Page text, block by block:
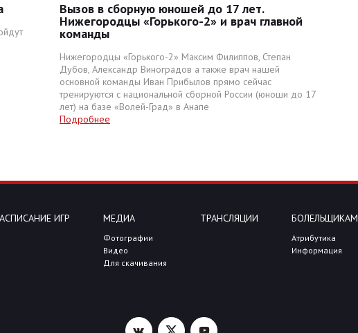
Вызов в сборную юношей до 17 лет.
Нижегородцы «Горького-2» и врач главной
команды
Нижегородцы «Горького-2» Максим Филиппов, Степан
Дубов, Александр Виноградов а также врач нашей
основной команды Иван Прибылов прямо сейчас
тренируются с национальной сборной России (юноши до 17
лет) на базе «Волей-Град» в Анапе
Подробнее
ИГР МЕДИА
Фотографии
Видео
Для скачивания
ТРАНСЛЯЦИИ БОЛЕЛЬЩИКАМ
Атрибутика
Информация